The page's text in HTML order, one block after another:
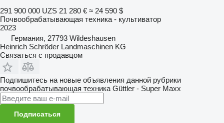
291 900 000 UZS 21 280 € ≈ 24 590 $
Почвообрабатывающая техника - культиватор
2023
Германия, 27793 Wildeshausen
Heinrich Schröder Landmaschinen KG
Связаться с продавцом
Подпишитесь на новые объявления данной рубрики
почвообрабатывающая техника Güttler - Super Maxx
Подписаться